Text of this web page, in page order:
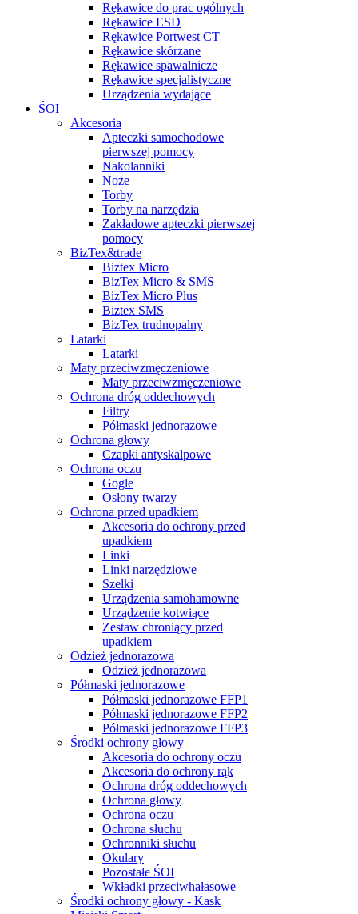
Rękawice do prac ogólnych
Rękawice ESD
Rękawice Portwest CT
Rękawice skórzane
Rękawice spawalnicze
Rękawice specjalistyczne
Urządzenia wydające
ŚOI
Akcesoria
Apteczki samochodowe
pierwszej pomocy
Nakolanniki
Noże
Torby
Torby na narzędzia
Zakładowe apteczki pierwszej
pomocy
BizTex&trade
Biztex Micro
BizTex Micro & SMS
BizTex Micro Plus
Biztex SMS
BizTex trudnopalny
Latarki
Latarki
Maty przeciwzmęczeniowe
Maty przeciwzmęczeniowe
Ochrona dróg oddechowych
Filtry
Półmaski jednorazowe
Ochrona głowy
Czapki antyskalpowe
Ochrona oczu
Gogle
Osłony twarzy
Ochrona przed upadkiem
Akcesoria do ochrony przed
upadkiem
Linki
Linki narzędziowe
Szelki
Urządzenia samohamowne
Urządzenie kotwiące
Zestaw chroniący przed
upadkiem
Odzież jednorazowa
Odzież jednorazowa
Półmaski jednorazowe
Półmaski jednorazowe FFP1
Półmaski jednorazowe FFP2
Półmaski jednorazowe FFP3
Środki ochrony głowy
Akcesoria do ochrony oczu
Akcesoria do ochrony rąk
Ochrona dróg oddechowych
Ochrona głowy
Ochrona oczu
Ochrona słuchu
Ochronniki słuchu
Okulary
Pozostałe ŚOI
Wkładki przeciwhałasowe
Środki ochrony głowy - Kask